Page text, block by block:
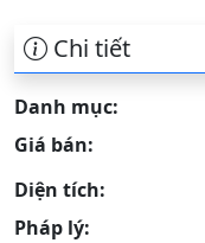
Chi tiết
Danh mục:
Giá bán:
Diện tích:
Pháp lý: